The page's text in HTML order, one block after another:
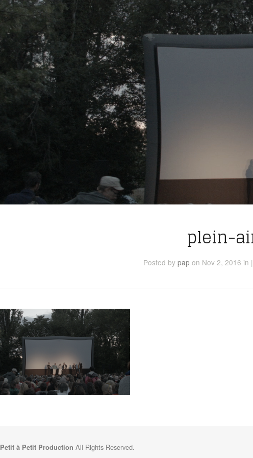
plein-
Posted by pap on Nov 2, 2016 in |
Petit à Petit Production All Rights Reserved.